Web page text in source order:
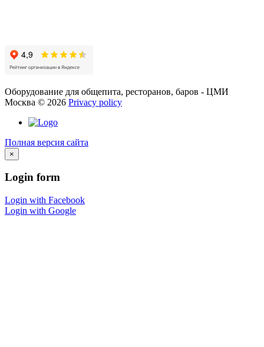
Оборудование для общепита, ресторанов, баров - ЦМИ
Москва © 2026 Privacy policy
Полная версия сайта
×
Login form
Login with Facebook
Login with Google